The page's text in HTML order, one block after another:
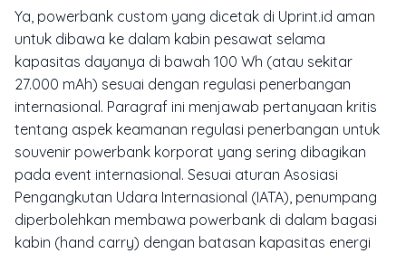
Ya, powerbank custom yang dicetak di Uprint.id aman
untuk dibawa ke dalam kabin pesawat selama
kapasitas dayanya di bawah 100 Wh (atau sekitar
27.000 mAh) sesuai dengan regulasi penerbangan
internasional. Paragraf ini menjawab pertanyaan kritis
tentang aspek keamanan regulasi penerbangan untuk
souvenir powerbank korporat yang sering dibagikan
pada event internasional. Sesuai aturan Asosiasi
Pengangkutan Udara Internasional (IATA), penumpang
diperbolehkan membawa powerbank di dalam bagasi
kabin (hand carry) dengan batasan kapasitas energi